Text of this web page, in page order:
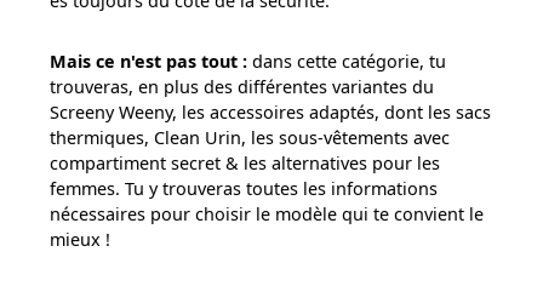
Mais ce n'est pas tout : dans cette catégorie, tu
trouveras, en plus des différentes variantes du
Screeny Weeny, les accessoires adaptés, dont les sacs
thermiques, Clean Urin, les sous-vêtements avec
compartiment secret & les alternatives pour les
femmes. Tu y trouveras toutes les informations
nécessaires pour choisir le modèle qui te convient le
mieux !